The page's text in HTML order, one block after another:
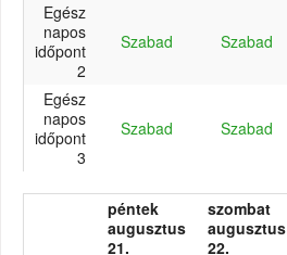
Egész
napos
időpont
2
Szabad Szabad
Egész
napos
időpont
3
Szabad Szabad
péntek
augusztus
21.
szombat
augusztus
22.